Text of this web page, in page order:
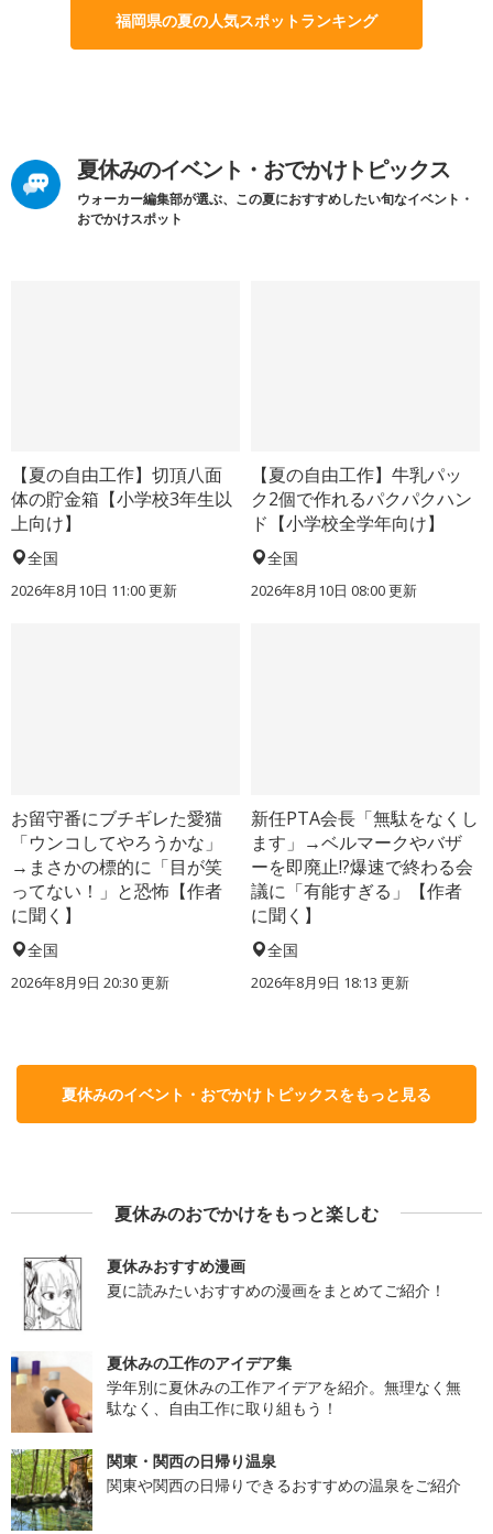
福岡県の夏の人気スポットランキング
夏休みのイベント・おでかけトピックス
ウォーカー編集部が選ぶ、この夏におすすめしたい旬なイベント・
おでかけスポット
【夏の自由工作】切頂八面
体の貯金箱【小学校3年生以
上向け】
全国
2026年8月10日 11:00更新
【夏の自由工作】牛乳パッ
ク2個で作れるパクパクハン
ド【小学校全学年向け】
全国
2026年8月10日 08:00更新
お留守番にブチギレた愛猫
「ウンコしてやろうかな」
→まさかの標的に「目が笑
ってない！」と恐怖【作者
に聞く】
全国
2026年8月9日 20:30更新
新任PTA会長「無駄をなくし
ます」→ベルマークやバザ
ーを即廃止!?爆速で終わる会
議に「有能すぎる」【作者
に聞く】
全国
2026年8月9日 18:13 更新
夏休みのイベント・おでかけトピックスをもっと見る
夏休みのおでかけをもっと楽しむ
夏休みおすすめ漫画
夏に読みたいおすすめの漫画をまとめてご紹介！
夏休みの工作のアイデア集
学年別に夏休みの工作アイデアを紹介。無理なく無
駄なく、自由工作に取り組もう！
関東・関西の日帰り温泉
関東や関西の日帰りできるおすすめの温泉をご紹介